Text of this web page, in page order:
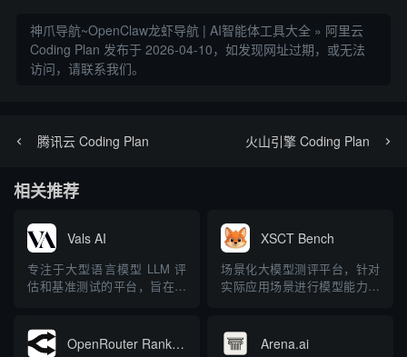
神爪导航~OpenClaw龙虾导航 | AI智能体工具大全 » 阿里云
Coding Plan 发布于 2026-04-10，如发现网址过期，或无法
访问，请联系我们。
腾讯云 Coding Plan 火山引擎 Coding Plan
相关推荐
Vals AI
专注于大型语言模型 LLM 评
估和基准测试的平台，旨在提
XSCT Bench
场景化大模型测评平台，针对
实际应用场景进行模型能力评
OpenRouter Rankings Arena.ai